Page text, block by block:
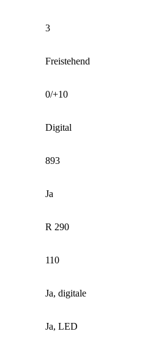
3
Freistehend
0/+10
Digital
893
Ja
R 290
110
Ja, digitale
Ja, LED